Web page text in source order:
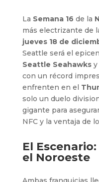
La Semana 16 de la
más electrizante de
jueves 18 de
Seattle será el
Seattle Seahawksy
con un récord
enfrenten en el
solo un duelo
gigante para
NFC y la ventaja de
El
el Noroeste